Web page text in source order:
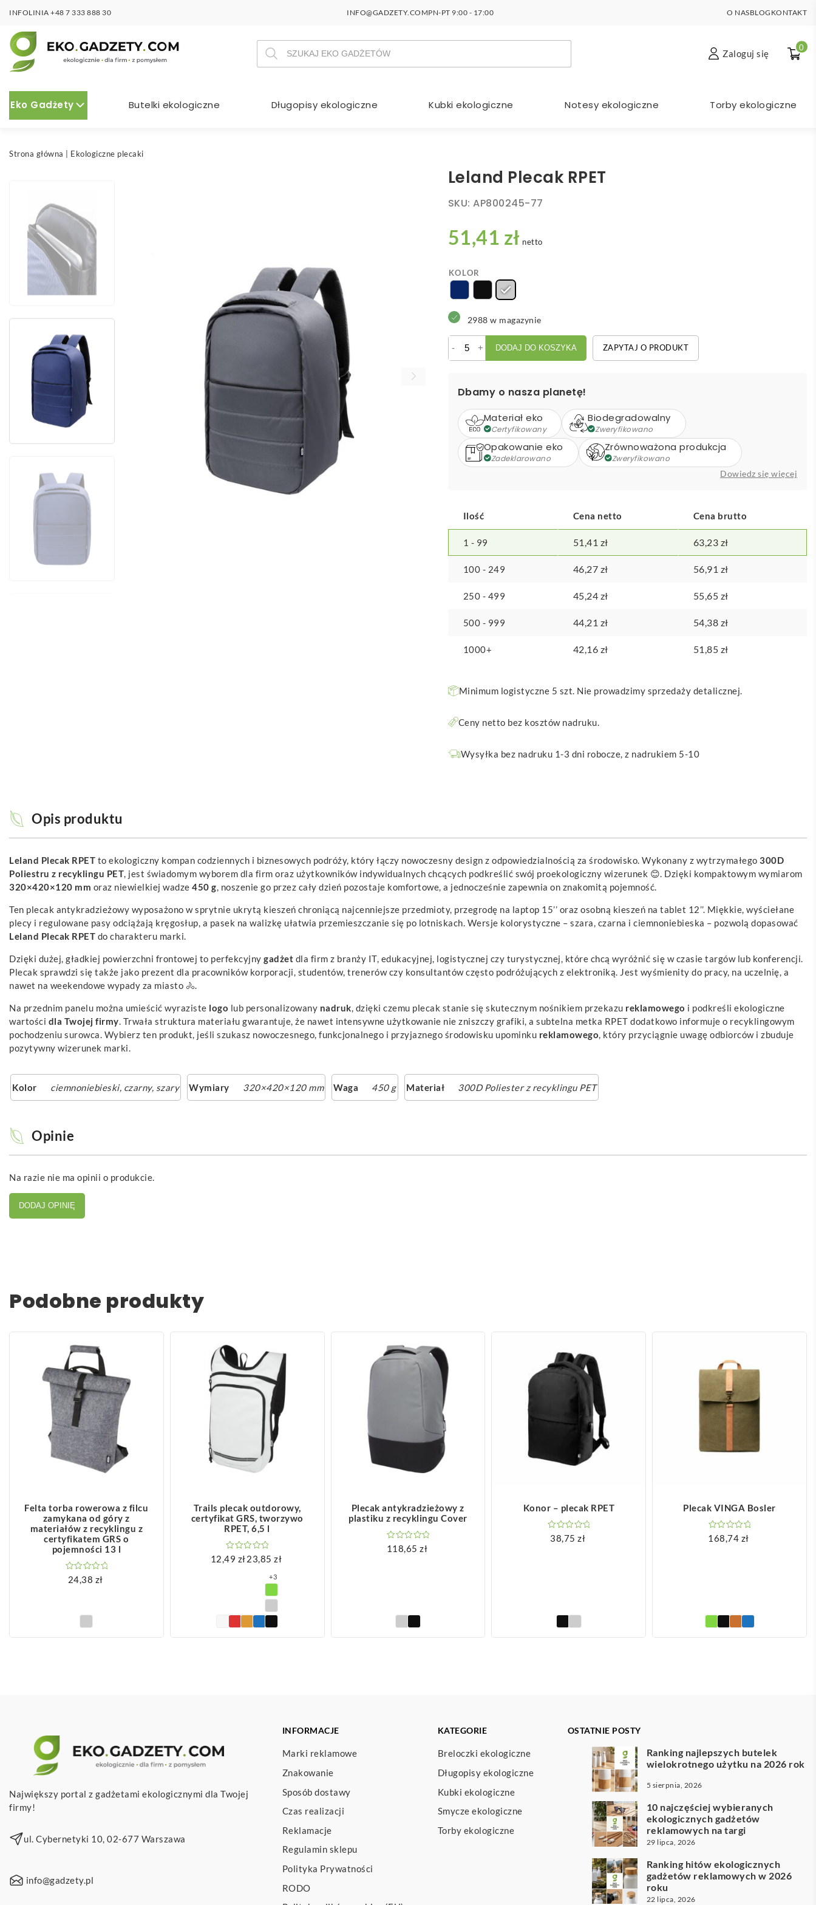
INFOLINIA +48 7 333 888 30 INFO@GADZETY.COMPN-PT 9:00 - 17:00 O NASBLOG KONTAKT
Wyszukiwarka
produktów
Zaloguj się
0
Eko Gadżety Butelki ekologiczne Długopisy ekologiczne Kubki ekologiczne Notesy ekologiczne Torby ekologiczne
Strona główna Ekologiczne plecaki
Leland Plecak RPET
SKU:AP800245-77
51,41 zł netto
KOLOR
2988 w magazynie
-
ilość
+ DODAJ DO KOSZYKA ZAPYTAJ O PRODUKT
Dbamy o nasza planetę!
Materiał eko
Certyfikowany
Biodegradowalny
Zweryfikowano
Opakowanie eko
Zadeklarowano
Zrównoważona produkcja
Zweryfikowano
Dowiedz się więcej
Ilość Cena netto Cena brutto
1 - 99 51,41 zł 63,23 zł
100 - 249 46,27 zł 56,91 zł
250 - 499 45,24 zł 55,65 zł
500 - 999 44,21 zł 54,38 zł
1000+ 42,16 zł 51,85 zł
Minimum logistyczne 5 szt. Nie prowadzimy sprzedaży detalicznej.
Ceny netto bez kosztów nadruku.
Wysyłka bez nadruku 1-3 dni robocze, z nadrukiem 5-10
Opis produktu
Leland Plecak RPET to ekologiczny kompan codziennych i biznesowych podróży, który łączy nowoczesny design z odpowiedzialnością za środowisko. Wykonany z wytrzymałego 300D
Poliestru z recyklingu PET, jest świadomym wyborem dla firm oraz użytkowników indywidualnych chcących podkreślić swój proekologiczny wizerunek 😊. Dzięki kompaktowym wymiarom
320×420×120 mm oraz niewielkiej wadze 450 g, noszenie go przez cały dzień pozostaje komfortowe, a jednocześnie zapewnia on znakomitą pojemność.
Ten plecak antykradzieżowy wyposażono w sprytnie ukrytą kieszeń chroniącą najcenniejsze przedmioty, przegrodę na laptop 15’’ oraz osobną kieszeń na tablet 12’’. Miękkie, wyściełane
plecy i regulowane pasy odciążają kręgosłup, a pasek na walizkę ułatwia przemieszczanie się po lotniskach. Wersje kolorystyczne – szara, czarna i ciemnoniebieska – pozwolą dopasować
Leland Plecak RPET do charakteru marki.
Dzięki dużej, gładkiej powierzchni frontowej to perfekcyjny gadżet dla firm z branży IT, edukacyjnej, logistycznej czy turystycznej, które chcą wyróżnić się w czasie targów lub konferencji.
Plecak sprawdzi się także jako prezent dla pracowników korporacji, studentów, trenerów czy konsultantów często podróżujących z elektroniką. Jest wyśmienity do pracy, na uczelnię, a
nawet na weekendowe wypady za miasto 🚴.
Na przednim panelu można umieścić wyraziste logo lub personalizowany nadruk, dzięki czemu plecak stanie się skutecznym nośnikiem przekazu reklamowego i podkreśli ekologiczne
wartości dla Twojej firmy. Trwała struktura materiału gwarantuje, że nawet intensywne użytkowanie nie zniszczy grafiki, a subtelna metka RPET dodatkowo informuje o recyklingowym
pochodzeniu surowca. Wybierz ten produkt, jeśli szukasz nowoczesnego, funkcjonalnego i przyjaznego środowisku upominku reklamowego, który przyciągnie uwagę odbiorców i zbuduje
pozytywny wizerunek marki.
Kolor ciemnoniebieski, czarny, szary Wymiary 320×420×120 mm Waga 450 g Materiał 300D Poliester z recyklingu PET
Opinie
Na razie nie ma opinii o produkcie.
DODAJ OPINIĘ
Podobne produkty
Felta torba rowerowa z filcu
zamykana od góry z
materiałów z recyklingu z
certyfikatem GRS o
pojemności 13 l
24,38 zł
Trails plecak outdorowy,
certyfikat GRS, tworzywo
RPET, 6,5 l
12,49 zł23,85zł
+3
Plecak antykradzieżowy z
plastiku z recyklingu Cover
118,65zł
Konor – plecak RPET
38,75zł
Plecak VINGA Bosler
168,74 zł
Największy portal z gadżetami ekologicznymi dla Twojej
firmy!
ul. Cybernetyki 10, 02-677 Warszawa
info@gadzety.pl
INFORMACJE
Marki reklamowe
Znakowanie
Sposób dostawy
Czas realizacji
Reklamacje
Regulamin sklepu
Polityka Prywatności
RODO
KATEGORIE
Breloczki ekologiczne
Długopisy ekologiczne
Kubki ekologiczne
Smycze ekologiczne
Torby ekologiczne
OSTATNIE POSTY
Ranking najlepszych butelek
wielokrotnego użytku na 2026 rok
5 sierpnia, 2026
10 najczęściej wybieranych
ekologicznych gadżetów
reklamowych na targi
29 lipca, 2026
Ranking hitów ekologicznych
gadżetów reklamowych w 2026
roku
22 lipca, 2026